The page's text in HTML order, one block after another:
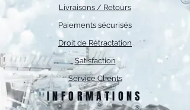
Livraisons / Retours
Paiements sécurisés
Droit de Rétractation
Satisfaction
Service Clients
INFORMATIONS